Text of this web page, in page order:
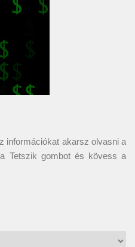
információkat akarsz olvasni a
Tetszik gombot és kövess a